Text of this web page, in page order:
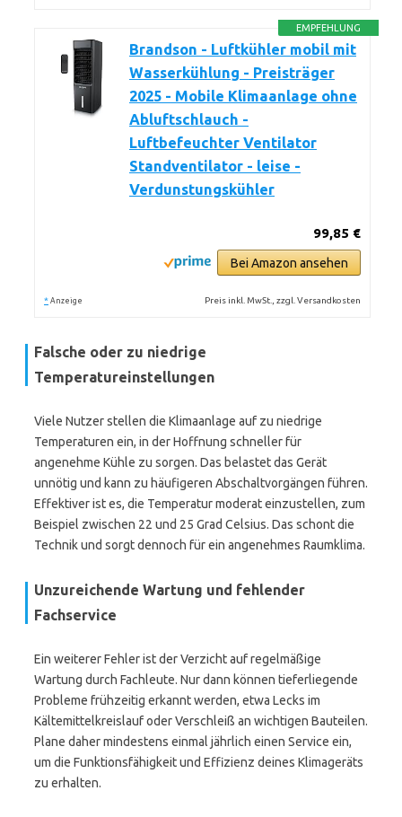
EMPFEHLUNG
Brandson - Luftkühler mobil mit
Wasserkühlung - Preisträger
2025 - Mobile Klimaanlage ohne
Abluftschlauch -
Luftbefeuchter Ventilator
Standventilator - leise -
Verdunstungskühler
99,85 €
Bei Amazon ansehen
* Anzeige Preis inkl. MwSt., zzgl. Versandkosten
Falsche oder zu niedrige
Temperatureinstellungen
Viele Nutzer stellen die Klimaanlage auf zu niedrige
Temperaturen ein, in der Hoffnung schneller für
angenehme Kühle zu sorgen. Das belastet das Gerät
unnötig und kann zu häufigeren Abschaltvorgängen führen.
Effektiver ist es, die Temperatur moderat einzustellen, zum
Beispiel zwischen 22 und 25 Grad Celsius. Das schont die
Technik und sorgt dennoch für ein angenehmes Raumklima.
Unzureichende Wartung und fehlender
Fachservice
Ein weiterer Fehler ist der Verzicht auf regelmäßige
Wartung durch Fachleute. Nur dann können tieferliegende
Probleme frühzeitig erkannt werden, etwa Lecks im
Kältemittelkreislauf oder Verschleiß an wichtigen Bauteilen.
Plane daher mindestens einmal jährlich einen Service ein,
um die Funktionsfähigkeit und Effizienz deines Klimageräts
zu erhalten.